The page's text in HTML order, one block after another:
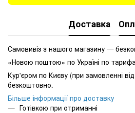
Доставка
Самовивіз з нашого магазину —
«Новою поштою» по Україні по
Кур'єром по Києву (при замовленні
безкоштовно.
Більше інформації про доставку
Готівкою при отриманні